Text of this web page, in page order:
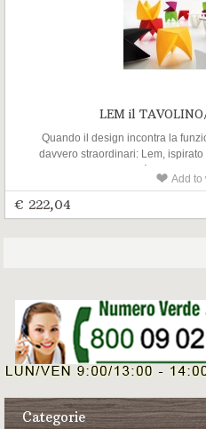
LEM il
Quando il design incontra la
davvero straordinari: Lem,
spaziale sulla Luna, è un
rovesciato diventa un comodo
Add to
€ 222,04
Categorie